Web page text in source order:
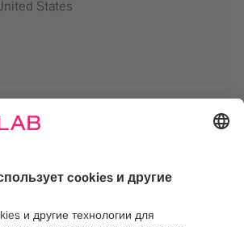
States
нужно ваше
на загрузку
Google Maps